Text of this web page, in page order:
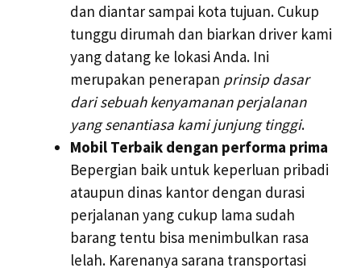
dan diantar sampai kota tujuan. Cukup
tunggu dirumah dan biarkan driver kami
yang datang ke lokasi Anda. Ini
merupakan penerapan prinsip dasar
dari sebuah kenyamanan perjalanan
yang senantiasa kami junjung tinggi.
Mobil Terbaik dengan performa prima
Bepergian baik untuk keperluan pribadi
ataupun dinas kantor dengan durasi
perjalanan yang cukup lama sudah
barang tentu bisa menimbulkan rasa
lelah. Karenanya sarana transportasi